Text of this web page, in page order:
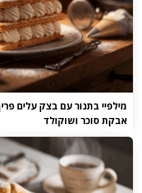
מילפיי בתנור עם בצק עלים
אבקת סוכר ושוקולד